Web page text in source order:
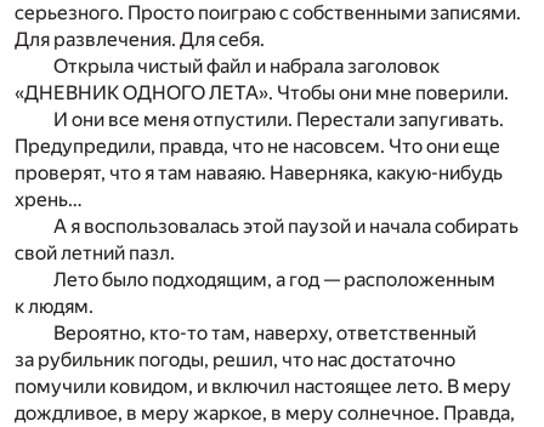
серьезного. Просто поиграю с собственными записями.
Для развлечения. Для себя.
Открыла чистый файл и набрала заголовок
«ДНЕВНИК ОДНОГО ЛЕТА». Чтобы они мне поверили.
И они все меня отпустили. Перестали запугивать.
Предупредили, правда, что не насовсем. Что они еще
проверят, что я там наваяю. Наверняка, какую-нибудь
хрень…
А я воспользовалась этой паузой и начала собирать
свой летний пазл.
Лето было подходящим, а год — расположенным
к людям.
Вероятно, кто-то там, наверху, ответственный
за рубильник погоды, решил, что нас достаточно
помучили ковидом, и включил настоящее лето. В меру
дождливое, в меру жаркое, в меру солнечное. Правда,